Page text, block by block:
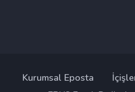
Kurumsal Eposta